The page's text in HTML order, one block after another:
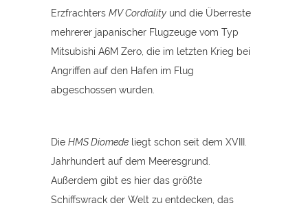
Erzfrachters MV Cordiality und die Überreste
mehrerer japanischer Flugzeuge vom Typ
Mitsubishi A6M Zero, die im letzten Krieg bei
Angriffen auf den Hafen im Flug
abgeschossen wurden.
Die HMS Diomede liegt schon seit dem XVIII.
Jahrhundert auf dem Meeresgrund.
Außerdem gibt es hier das größte
Schiffswrack der Welt zu entdecken, das